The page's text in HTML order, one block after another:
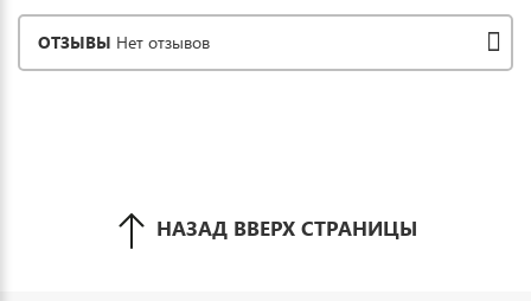
ОТЗЫВЫ Нет отзывов
НАЗАД ВВЕРХ СТРАНИЦЫ